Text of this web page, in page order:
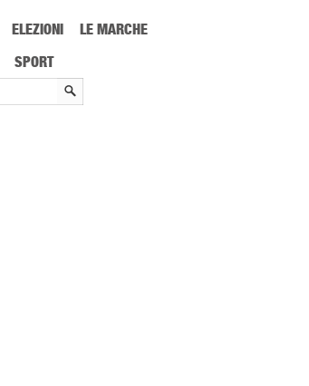
ELEZIONI
LE MARCHE
SPORT